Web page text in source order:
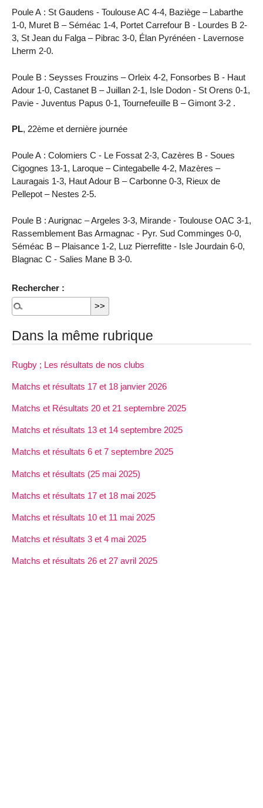
Poule A : St Gaudens - Toulouse AC 4-4, Baziège – Labarthe
1-0, Muret B – Séméac 1-4, Portet Carrefour B - Lourdes B 2-
3, St Jean du Falga – Pibrac 3-0, Élan Pyrénéen - Lavernose
Lherm 2-0.
Poule B : Seysses Frouzins – Orleix 4-2, Fonsorbes B - Haut
Adour 1-0, Castanet B – Juillan 2-1, Isle Dodon - St Orens 0-1,
Pavie - Juventus Papus 0-1, Tournefeuille B – Gimont 3-2 .
PL, 22ème et dernière journée
Poule A : Colomiers C - Le Fossat 2-3, Cazères B - Soues
Cigognes 13-1, Laroque – Cintegabelle 4-2, Mazères –
Lauragais 1-3, Haut Adour B – Carbonne 0-3, Rieux de
Pellepot – Nestes 2-5.
Poule B : Aurignac – Argeles 3-3, Mirande - Toulouse OAC 3-1,
Rassemblement Bas Armagnac - Pyr. Sud Comminges 0-0,
Séméac B – Plaisance 1-2, Luz Pierrefitte - Isle Jourdain 6-0,
Blagnac C - Salies Mane B 3-0.
Rechercher :
Dans la même rubrique
Rugby ; Les résultats de nos clubs
Matchs et résultats 17 et 18 janvier 2026
Matchs et Résultats 20 et 21 septembre 2025
Matchs et résultats 13 et 14 septembre 2025
Matchs et résultats 6 et 7 septembre 2025
Matchs et résultats (25 mai 2025)
Matchs et résultats 17 et 18 mai 2025
Matchs et résultats 10 et 11 mai 2025
Matchs et résultats 3 et 4 mai 2025
Matchs et résultats 26 et 27 avril 2025